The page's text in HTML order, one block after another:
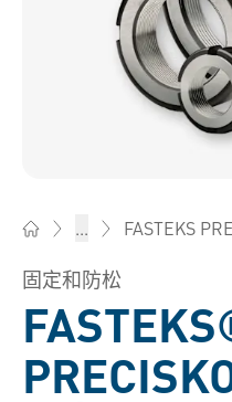
... FASTEKS
固定和防松